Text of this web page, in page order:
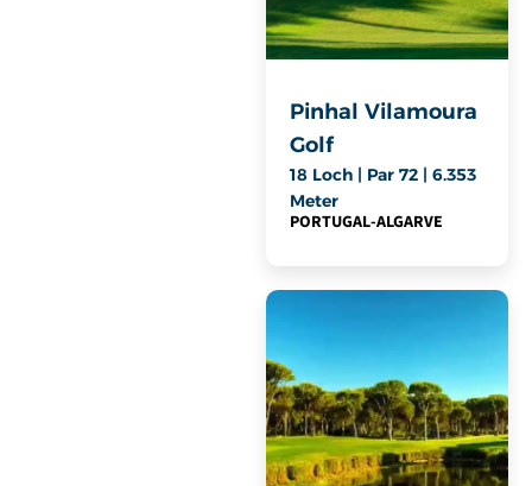
Pinhal Vilamoura
Golf
18 Loch | Par 72 | 6.353
Meter
PORTUGAL-ALGARVE